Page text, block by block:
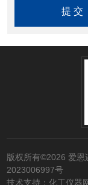
版权所有©2026 爱
2023006997号
技术支持：化工仪器